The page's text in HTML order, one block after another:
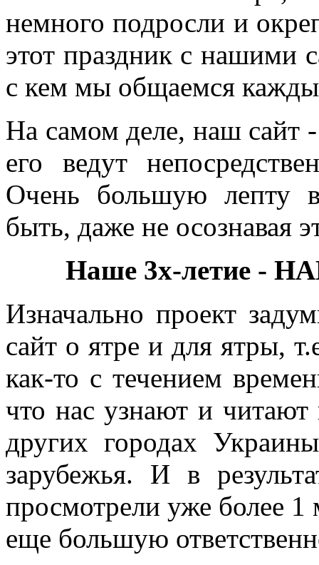
немного подросли и
этот праздник с
с кем мы общаемся
На самом деле, наш сайт
его ведут
Очень большую лепту
быть, даже не осознавая
Наше 3х-летие -
Изначально проект
сайт о ятре и для ятры,
как-то с течением
что нас узнают и
других городах
зарубежья. И в
просмотрели уже более 1
еще большую